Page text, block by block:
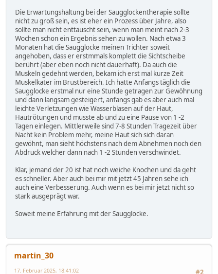
Die Erwartungshaltung bei der Saugglockentherapie sollte
nicht zu groß sein, es ist eher ein Prozess über Jahre, also
sollte man nicht enttäuscht sein, wenn man meint nach 2-3
Wochen schon ein Ergebnis sehen zu wollen. Nach etwa 3
Monaten hat die Saugglocke meinen Trichter soweit
angehoben, dass er erstmmals komplett die Sichtscheibe
berührt (aber eben noch nicht dauerhaft). Da auch die
Muskeln gedehnt werden, bekam ich erst mal kurze Zeit
Muskelkater im Brustbereich. Ich hatte Anfangs täglich die
Saugglocke erstmal nur eine Stunde getragen zur Gewöhnung
und dann langsam gesteigert, anfangs gab es aber auch mal
leichte Verletzungen wie Wasserblasen auf der Haut,
Hautrötungen und musste ab und zu eine Pause von 1 -2
Tagen einlegen. Mittlerweile sind 7-8 Stunden Tragezeit über
Nacht kein Problem mehr, meine Haut sich sich daran
gewöhnt, man sieht höchstens nach dem Abnehmen noch den
Abdruck welcher dann nach 1 -2 Stunden verschwindet.
Klar, jemand der 20 ist hat noch weiche Knochen und da geht
es schneller. Aber auch bei mir mit jetzt 45 Jahren sehe ich
auch eine Verbesserung. Auch wenn es bei mir jetzt nicht so
stark ausgeprägt war.
Soweit meine Erfahrung mit der Saugglocke.
martin_30
#2
17. Februar 2025, 18:41:02